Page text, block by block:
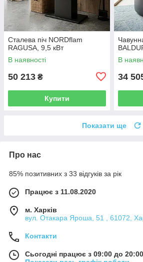
Сталева піч NORDflam
RAGUSA, 9,5 кВт
В наявності
50 213 ₴
Купити
В
34
Показати ще
Про нас
85% позитивних з 33 відгуків за рік
Працює з 11.08.2020
м. Харків
вул. Отакара Яроша, 51 , 61072,
Контакти
Сьогодні працює з 09:00 до 20:00